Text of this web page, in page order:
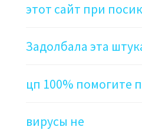
этот сайт при
Задолбала эта
цп 100% помогите
вирусы не